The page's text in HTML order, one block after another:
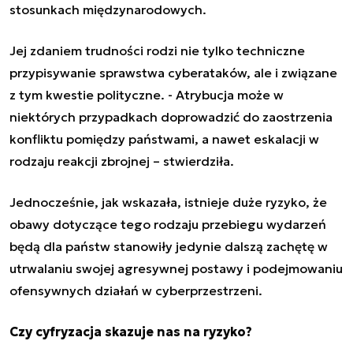
stosunkach międzynarodowych.
Jej zdaniem trudności rodzi nie tylko techniczne
przypisywanie sprawstwa cyberataków, ale i związane
z tym kwestie polityczne. - Atrybucja może w
niektórych przypadkach doprowadzić do zaostrzenia
konfliktu pomiędzy państwami, a nawet eskalacji w
rodzaju reakcji zbrojnej – stwierdziła.
Jednocześnie, jak wskazała, istnieje duże ryzyko, że
obawy dotyczące tego rodzaju przebiegu wydarzeń
będą dla państw stanowiły jedynie dalszą zachętę w
utrwalaniu swojej agresywnej postawy i podejmowaniu
ofensywnych działań w cyberprzestrzeni.
Czy cyfryzacja skazuje nas na ryzyko?